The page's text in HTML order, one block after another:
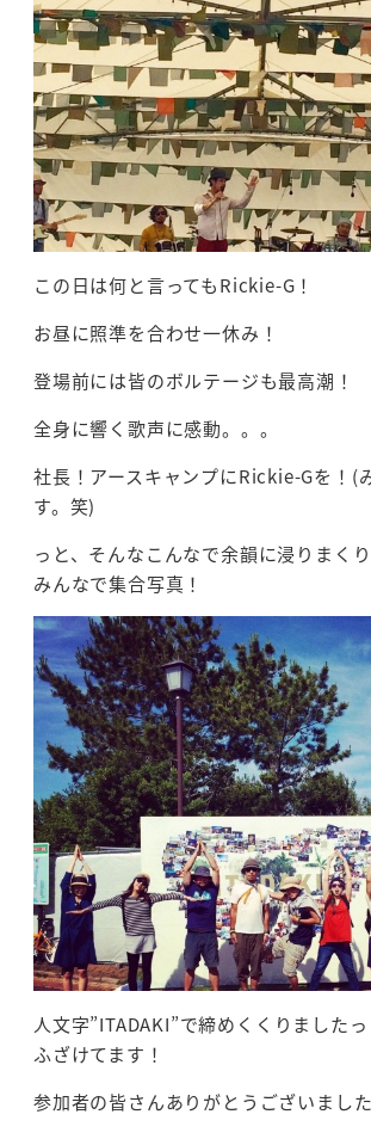
この日は何と言ってもRickie-G！
お昼に照準を合わせ一休み！
登場前には皆のボルテージも最高潮！
全身に響く歌声に感動。。。
社長！アースキャンプにRickie-Gを！(
す。笑)
っと、そんなこんなで余韻に浸りまく
みんなで集合写真！
人文字”ITADAKI”で締めくくりました
ふざけてます！
参加者の皆さんありがとうございました